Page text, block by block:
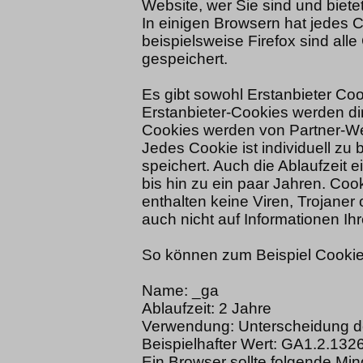
Website, wer Sie sind und
In einigen Browsern hat jedes
beispielsweise Firefox sind
gespeichert.
Es gibt sowohl Erstanbieter
Erstanbieter-Cookies werden
Cookies werden von Partner-
Jedes Cookie ist individuell zu
speichert. Auch die Ablaufzeit
bis hin zu ein paar Jahren.
enthalten keine Viren, Trojaner
auch nicht auf Informationen
So können zum Beispiel
Name: _ga
Ablaufzeit: 2 Jahre
Verwendung: Unterscheidung
Beispielhafter Wert: